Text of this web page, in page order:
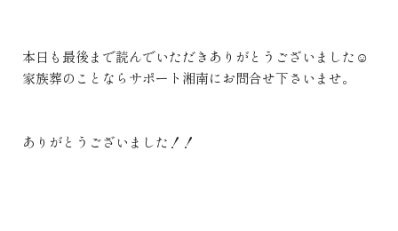
本日も最後まで読んでいただきありがとうございました☺
家族葬のことならサポート湘南にお問合せ下さいませ。
ありがとうございました！！